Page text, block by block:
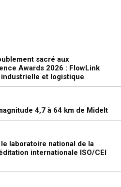
sacré aux
Awards 2026 : FlowLink
et logistique
4,7 à 64 km de Midelt
laboratoire national de la
internationale ISO/CEI